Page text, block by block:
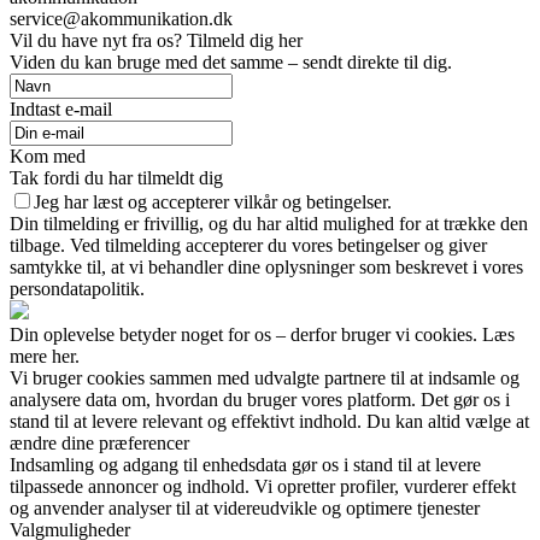
service@akommunikation.dk
Vil du have nyt fra os? Tilmeld dig her
Viden du kan bruge med det samme – sendt direkte til dig.
Indtast e-mail
Kom med
Tak fordi du har tilmeldt dig
Jeg har læst og accepterer vilkår og betingelser.
Din tilmelding er frivillig, og du har altid mulighed for at trække den
tilbage. Ved tilmelding accepterer du vores betingelser og giver
samtykke til, at vi behandler dine oplysninger som beskrevet i vores
persondatapolitik.
Din oplevelse betyder noget for os – derfor bruger vi cookies. Læs
mere her.
Vi bruger cookies sammen med udvalgte partnere til at indsamle og
analysere data om, hvordan du bruger vores platform. Det gør os i
stand til at levere relevant og effektivt indhold. Du kan altid vælge at
ændre dine præferencer
Indsamling og adgang til enhedsdata gør os i stand til at levere
tilpassede annoncer og indhold. Vi opretter profiler, vurderer effekt
og anvender analyser til at videreudvikle og optimere tjenester
Valgmuligheder